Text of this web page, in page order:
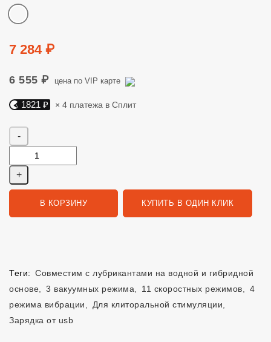
Цвет
Цена
7 284 ₽
6 555 ₽ цена по VIP карте
Яндекс Сплит. 1821 руб, 4 платежа в Сплит
1821 ₽ × 4 платежа в Сплит
В КОРЗИНУ КУПИТЬ В ОДИН КЛИК
Теги: Совместим с лубрикантами на водной и гибридной
основе
3 вакуумных режима 11 скоростных режимов
4
режима вибрации
Для клиторальной стимуляции
Зарядка от usb